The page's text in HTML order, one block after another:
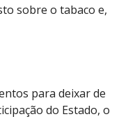
sobre o tabaco e,
para deixar de
do Estado, o